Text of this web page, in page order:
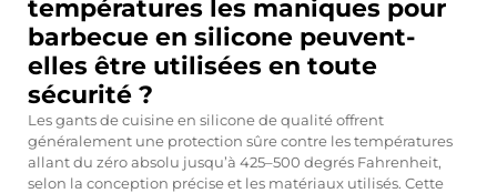
températures les maniques pour
barbecue en silicone peuvent-
elles être utilisées en toute
sécurité ?
Les gants de cuisine en silicone de qualité offrent
généralement une protection sûre contre les températures
allant du zéro absolu jusqu’à 425–500 degrés Fahrenheit,
selon la conception précise et les matériaux utilisés. Cette